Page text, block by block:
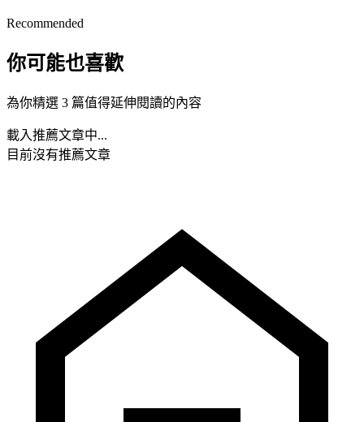
Recommended
你可能也喜歡
為你精選 3 篇值得延伸閱讀的內容
載入推薦文章中...
目前沒有推薦文章